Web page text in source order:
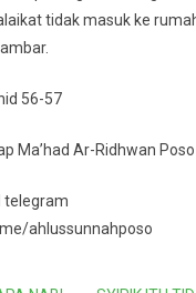
tidak masuk ke
56-57
Ma’had Ar-Ridhwan Poso
telegram
ahlussunnahposo